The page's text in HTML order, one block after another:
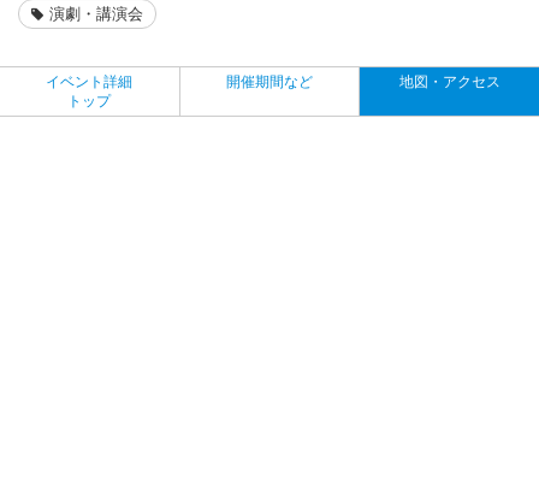
演劇・講演会
イベント詳細
トップ
開催期間など 地図・アクセス